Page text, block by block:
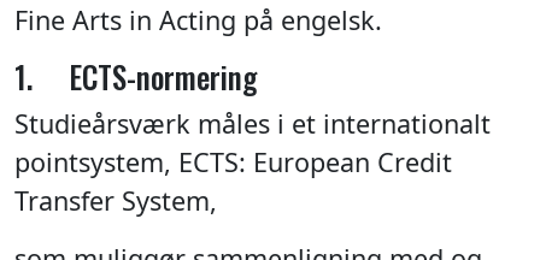
Fine Arts in Acting på engelsk.
1. ECTS-normering
Studieårsværk måles i et internationalt
pointsystem, ECTS: European Credit
Transfer System,